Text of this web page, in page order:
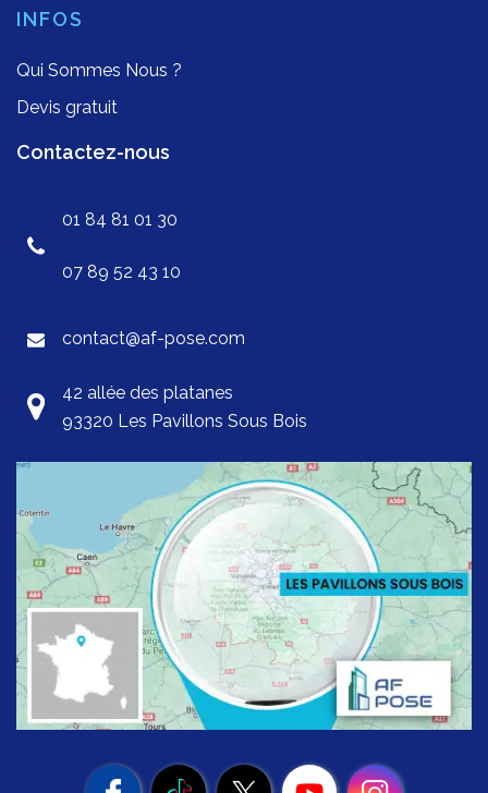
INFOS
Qui Sommes Nous ?
Devis gratuit
Contactez-nous
01 84 81 01 30
07 89 52 43 10
contact@af-pose.com
42 allée des platanes
93320 Les Pavillons Sous Bois